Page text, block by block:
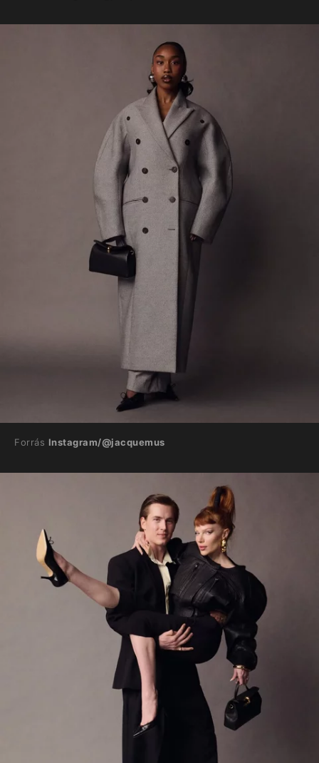
Forrás Instagram/@jacquemus